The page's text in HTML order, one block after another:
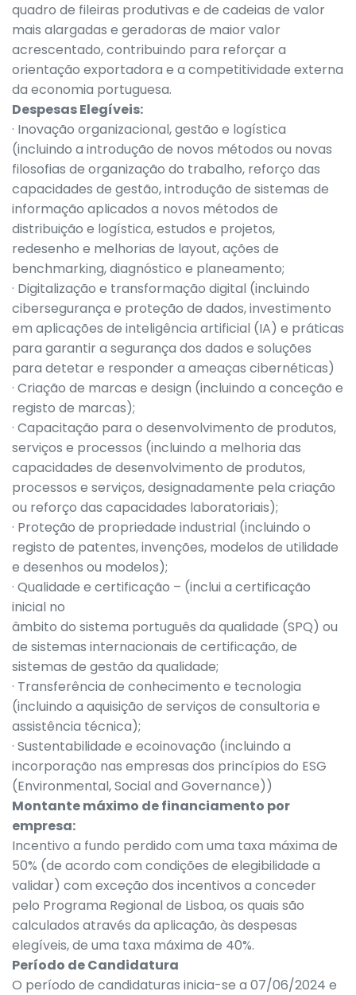
quadro de fileiras produtivas e de cadeias de valor
mais alargadas e geradoras de maior valor
acrescentado, contribuindo para reforçar a
orientação exportadora e a competitividade externa
da economia portuguesa.
Despesas Elegíveis:
· Inovação organizacional, gestão e logística
(incluindo a introdução de novos métodos ou novas
filosofias de organização do trabalho, reforço das
capacidades de gestão, introdução de sistemas de
informação aplicados a novos métodos de
distribuição e logística, estudos e projetos,
redesenho e melhorias de layout, ações de
benchmarking, diagnóstico e planeamento;
· Digitalização e transformação digital (incluindo
cibersegurança e proteção de dados, investimento
em aplicações de inteligência artificial (IA) e práticas
para garantir a segurança dos dados e soluções
para detetar e responder a ameaças cibernéticas)
· Criação de marcas e design (incluindo a conceção e
registo de marcas);
· Capacitação para o desenvolvimento de produtos,
serviços e processos (incluindo a melhoria das
capacidades de desenvolvimento de produtos,
processos e serviços, designadamente pela criação
ou reforço das capacidades laboratoriais);
· Proteção de propriedade industrial (incluindo o
registo de patentes, invenções, modelos de utilidade
e desenhos ou modelos);
· Qualidade e certificação – (inclui a certificação
inicial no
âmbito do sistema português da qualidade (SPQ) ou
de sistemas internacionais de certificação, de
sistemas de gestão da qualidade;
· Transferência de conhecimento e tecnologia
(incluindo a aquisição de serviços de consultoria e
assistência técnica);
· Sustentabilidade e ecoinovação (incluindo a
incorporação nas empresas dos princípios do ESG
(Environmental, Social and Governance))
Montante máximo de financiamento por
empresa:
Incentivo a fundo perdido com uma taxa máxima de
50% (de acordo com condições de elegibilidade a
validar) com exceção dos incentivos a conceder
pelo Programa Regional de Lisboa, os quais são
calculados através da aplicação, às despesas
elegíveis, de uma taxa máxima de 40%.
Período de Candidatura
O período de candidaturas inicia-se a 07/06/2024 e